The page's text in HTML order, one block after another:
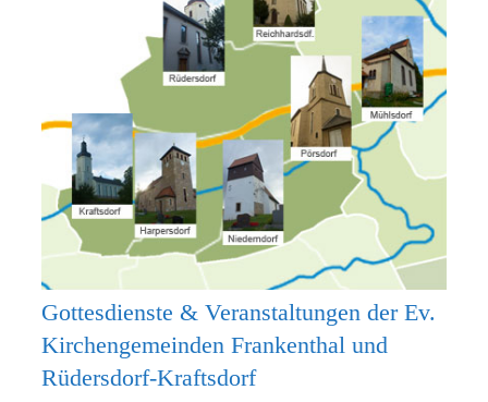
Gottesdienste & Veranstaltungen der Ev.
Kirchengemeinden Frankenthal und
Rüdersdorf-Kraftsdorf